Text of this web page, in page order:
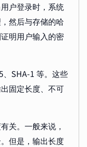
户登录时，系统
然后与存储的哈
明用户输入的密
、SHA-1 等。这些
固定长度、不可
关。一般来说，
但是，输出长度